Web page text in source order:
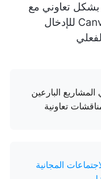
تعاوني مع
أعضاء الفريق على Canva للإدخال
البارعين
تعاونية
المجانية